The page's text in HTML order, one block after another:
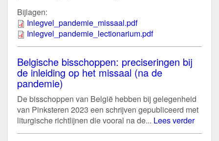
Bijlagen:
Inlegvel_pandemie_missaal.pdf
Inlegvel_pandemie_lectionarium.pdf
Belgische bisschoppen: preciseringen bij
de inleiding op het missaal (na de
pandemie)
De bisschoppen van België hebben bij gelegenheid
van Pinksteren 2023 een schrijven gepubliceerd met
liturgische richtlijnen die vooral na de... Lees verder